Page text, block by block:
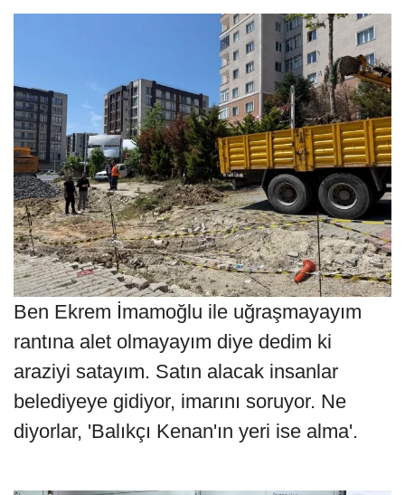
Ben Ekrem İmamoğlu ile uğraşmayayım
rantına alet olmayayım diye dedim ki
araziyi satayım. Satın alacak insanlar
belediyeye gidiyor, imarını soruyor. Ne
diyorlar, 'Balıkçı Kenan'ın yeri ise alma'.